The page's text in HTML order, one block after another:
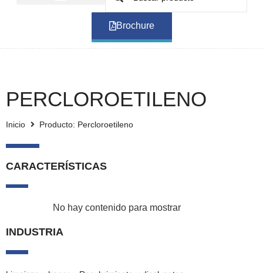
Brochure
PERCLOROETILENO
Inicio Producto: Percloroetileno
CARACTERÍSTICAS
No hay contenido para mostrar
INDUSTRIA